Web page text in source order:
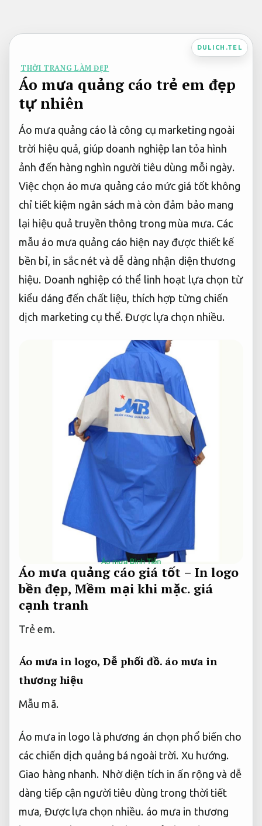
nội
dung
DULICH.TEL
THỜI TRANG LÀM ĐẸP
Áo mưa quảng cáo trẻ em đẹp
tự nhiên
Áo mưa quảng cáo là công cụ marketing ngoài
trời hiệu quả, giúp doanh nghiệp lan tỏa hình
ảnh đến hàng nghìn người tiêu dùng mỗi ngày.
Việc chọn áo mưa quảng cáo mức giá tốt không
chỉ tiết kiệm ngân sách mà còn đảm bảo mang
lại hiệu quả truyền thông trong mùa mưa. Các
mẫu áo mưa quảng cáo hiện nay được thiết kế
bền bỉ, in sắc nét và dễ dàng nhận diện thương
hiệu. Doanh nghiệp có thể linh hoạt lựa chọn từ
kiểu dáng đến chất liệu, thích hợp từng chiến
dịch marketing cụ thể.Được lựa chọn nhiều.
Áo mưa quảng cáo giá tốt – In logo
bền đẹp, Mềm mại khi mặc. giá
cạnh tranh
Trẻ em.
Áo mưa in logo, Dễ phối đồ. áo mưa in
thương hiệu
Mẫu mã.
Áo mưa in logo là phương án chọn phổ biến cho
các chiến dịch quảng bá ngoài trời. Xu hướng.
Giao hàng nhanh. Nhờ diện tích in ấn rộng và dễ
dàng tiếp cận người tiêu dùng trong thời tiết
mưa, Được lựa chọn nhiều. áo mưa in thương